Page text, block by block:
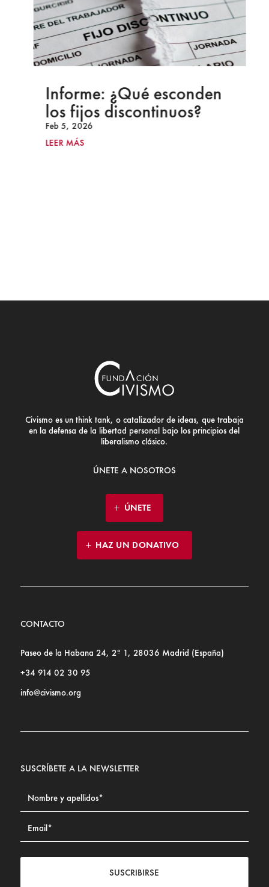
Informe: ¿Qué esconden
los fijos discontinuos?
Feb 5, 2026
LEER MÁS
Civismo es un think tank, o catalizador de ideas, que trabaja
en la defensa de la libertad personal bajo los principios del
liberalismo clásico.
ÚNETE A NOSOTROS
ÚNETE
HAZ UN DONATIVO
CONTACTO
Paseo de la Habana 24, 2º 1, 28036 Madrid (España)
+34 914 02 30 95
info@civismo.org
SUSCRÍBETE A LA NEWSLETTER
SUSCRIBIRSE